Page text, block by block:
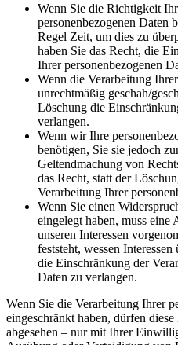
Wenn Sie die Richtigkeit
personenbezogenen Daten
Regel Zeit, um dies zu
haben Sie das Recht, die
Ihrer personenbezogenen
Wenn die Verarbeitung
unrechtmäßig geschah/
Löschung die
verlangen.
Wenn wir Ihre
benötigen, Sie sie jedoch
Geltendmachung von
das Recht, statt der
Verarbeitung Ihrer
Wenn Sie einen
eingelegt haben, muss
unseren Interessen
feststeht, wessen
die Einschränkung der
Daten zu verlangen.
Wenn Sie die Verarbeitung Ihrer
eingeschränkt haben, dürfen
abgesehen – nur mit Ihrer